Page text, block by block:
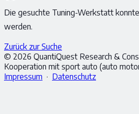
Die gesuchte Tuning-Werkstatt
werden.
Zurück zur Suche
© 2026 QuantiQuest Research &
Kooperation mit sport auto (auto
Impressum · Datenschutz